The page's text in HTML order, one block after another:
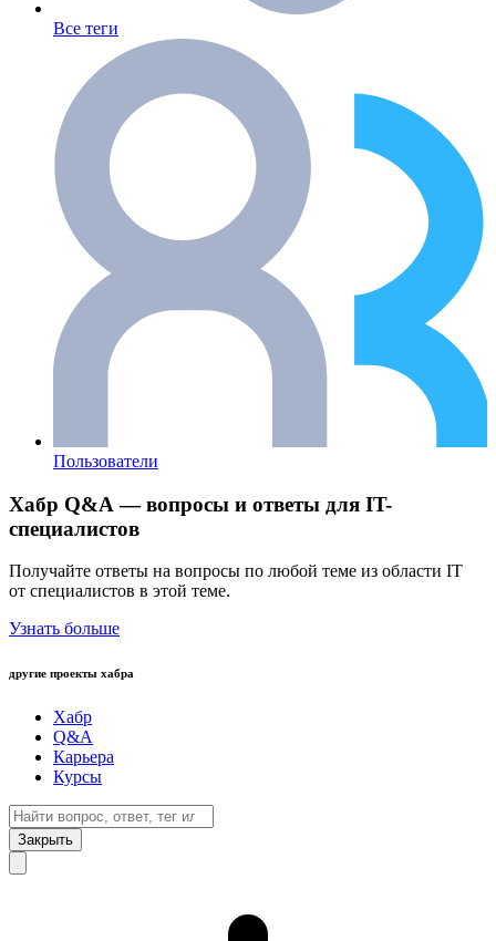
Все теги
Пользователи
Хабр Q&A — вопросы и ответы для IT-
специалистов
Получайте ответы на вопросы по любой теме из области IT
от специалистов в этой теме.
Узнать больше
другие проекты хабра
Хабр
Q&A
Карьера
Курсы
Закрыть